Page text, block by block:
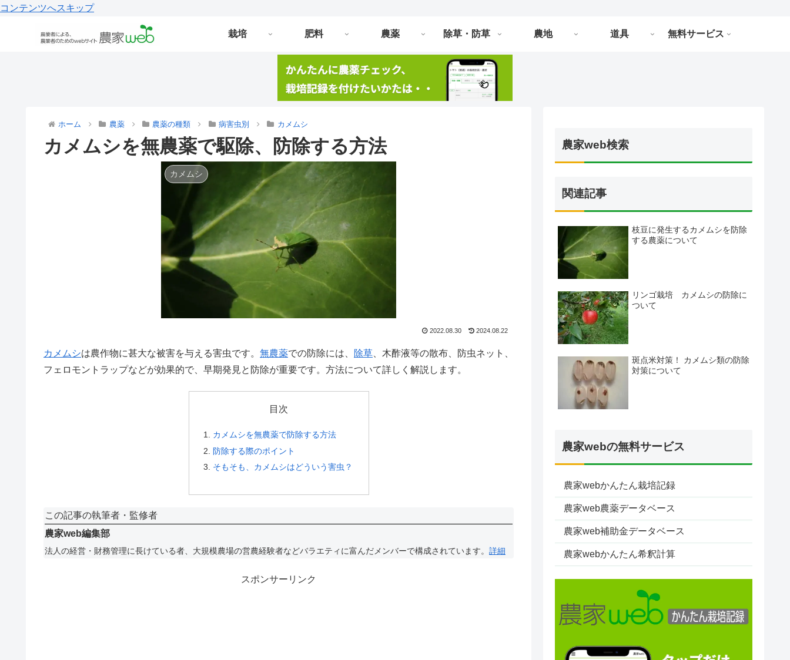
コンテンツへスキップ
栽培 肥料 農薬 除草・防草 農地 道具 無料サービス
ホーム 農薬 農薬の種類 病害虫別 カメムシ
カメムシを無農薬で駆除、防除する方法
カメムシ
2022.08.30 2024.08.22
カメムシは農作物に甚大な被害を与える害虫です。 無農薬での防除には、 除草 、木酢液等の散布、防虫ネット、
フェロモントラップなどが効果的で、早期発見と防除が重要です。方法について詳しく解説します。
目次
カメムシを無農薬で防除する方法
防除する際のポイント
そもそも、カメムシはどういう害虫？
この記事の執筆者・監修者
農家web編集部
法人の経営・財務管理に長けている者、大規模農場の営農経験者などバラエティに富んだメンバーで構成されています。 詳細
スポンサーリンク
農家web検索
関連記事
枝豆に発生するカメムシを防除
する農薬について
リンゴ栽培 カメムシの防除に
ついて
斑点米対策！ カメムシ類の防除
対策について
農家webの無料サービス
農家webかんたん栽培記録
農家web農薬データベース
農家web補助金データベース
農家webかんたん希釈計算